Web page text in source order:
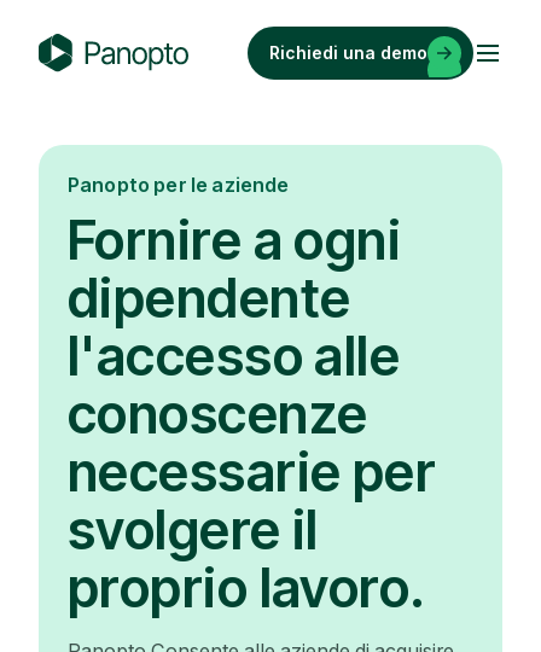
n
Richiedi una demo
Panopto per le aziende
Fornire a ogni
dipendente
l'accesso alle
conoscenze
necessarie per
svolgere il
proprio lavoro.